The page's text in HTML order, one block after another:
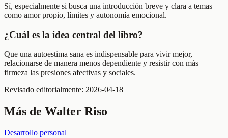
Sí, especialmente si busca una introducción breve y clara a temas
como amor propio, límites y autonomía emocional.
¿Cuál es la idea central del libro?
Que una autoestima sana es indispensable para vivir mejor,
relacionarse de manera menos dependiente y resistir con más
firmeza las presiones afectivas y sociales.
Revisado editorialmente: 2026-04-18
Más de Walter Riso
Desarrollo personal